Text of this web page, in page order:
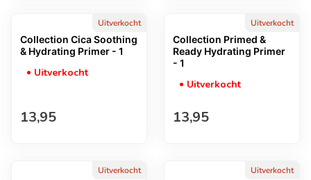
Uitverkocht
Collection Cica Soothing
& Hydrating Primer - 1
Uitverkocht
Normale prijs
13,95
Uitverkocht
Collection Primed &
Ready Hydrating Primer
- 1
Uitverkocht
Normale prijs
13,95
Uitverkocht Uitverkocht